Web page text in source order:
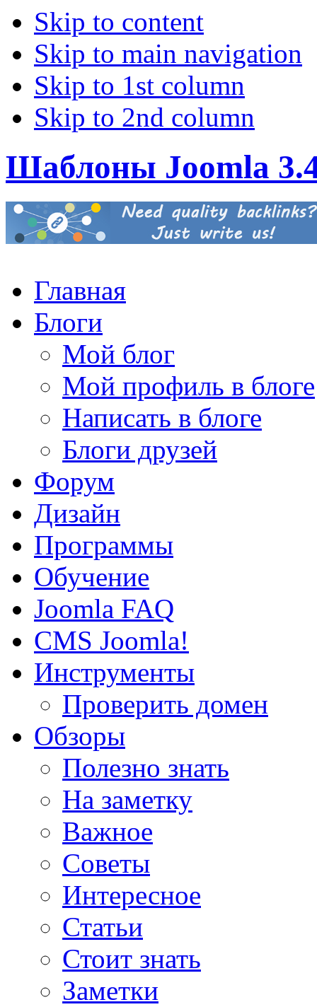
Skip to content
Skip to main navigation
Skip to 1st column
Skip to 2nd column
Шаблоны Joomla
Главная
Блоги
Мой блог
Мой профиль в блоге
Написать в блоге
Блоги друзей
Форум
Дизайн
Программы
Обучение
Joomla FAQ
CMS Joomla!
Инструменты
Проверить домен
Обзоры
Полезно знать
На заметку
Важное
Советы
Интересное
Статьи
Стоит знать
Заметки